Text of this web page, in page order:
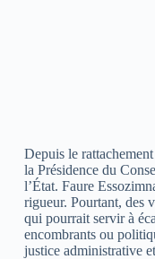
Depuis le
la Présidence du
l’État. Faure
rigueur. Pourtant, des
qui pourrait servir à
encombrants ou
justice administrative